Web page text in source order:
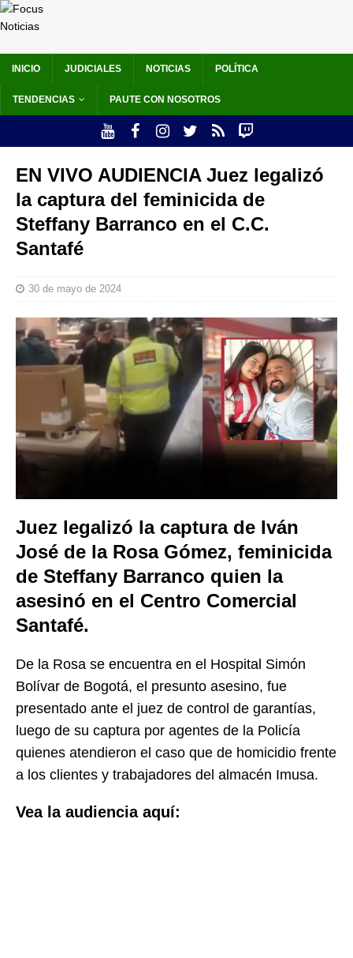
INICIO JUDICIALES NOTICIAS POLÍTICA
TENDENCIAS PAUTE CON NOSOTROS
EN VIVO AUDIENCIA Juez legalizó
la captura del feminicida de
Steffany Barranco en el C.C.
Santafé
30 de mayo de 2024
Juez legalizó la captura de Iván
José de la Rosa Gómez, feminicida
de Steffany Barranco quien la
asesinó en el Centro Comercial
Santafé.
De la Rosa se encuentra en el Hospital Simón
Bolívar de Bogotá, el presunto asesino, fue
presentado ante el juez de control de garantías,
luego de su captura por agentes de la Policía
quienes atendieron el caso que de homicidio frente
a los clientes y trabajadores del almacén Imusa.
Vea la audiencia aquí: